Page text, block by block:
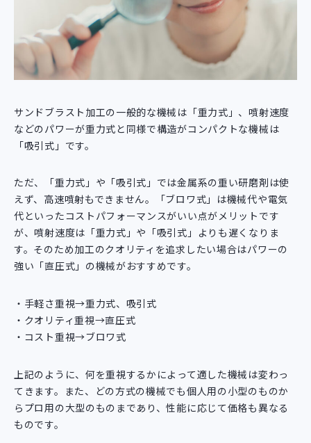
サンドブラスト加工の一般的な機械は「重力式」、噴射速度
などのパワーが重力式と同様で構造がコンパクトな機械は
「吸引式」です。
ただ、「重力式」や「吸引式」では金属系の重い研磨剤は使
えず、高速噴射もできません。「ブロワ式」は機械代や電気
代といったコストパフォーマンスがいい点がメリットです
が、噴射速度は「重力式」や「吸引式」よりも遅くなりま
す。そのため加工のクオリティを追求したい場合はパワーの
強い「直圧式」の機械がおすすめです。
手軽さ重視→重力式、吸引式
クオリティ重視→直圧式
コスト重視→ブロワ式
上記のように、何を重視するかによって適した機械は変わっ
てきます。また、どの方式の機械でも個人用の小型のものか
らプロ用の大型のものまであり、性能に応じて価格も異なる
ものです。